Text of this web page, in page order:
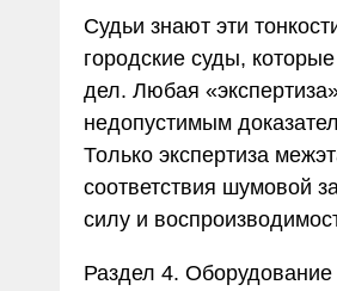
Судьи знают эти
городские суды,
дел. Любая
недопустимым
Только экспертиза
соответствия шумовой
силу и
Раздел 4.